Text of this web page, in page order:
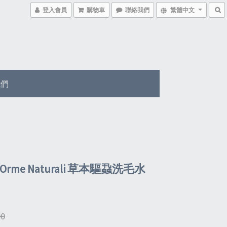
登入會員 購物車 聯絡我們 繁體中文
Naturali 草本驅蝨洗毛水